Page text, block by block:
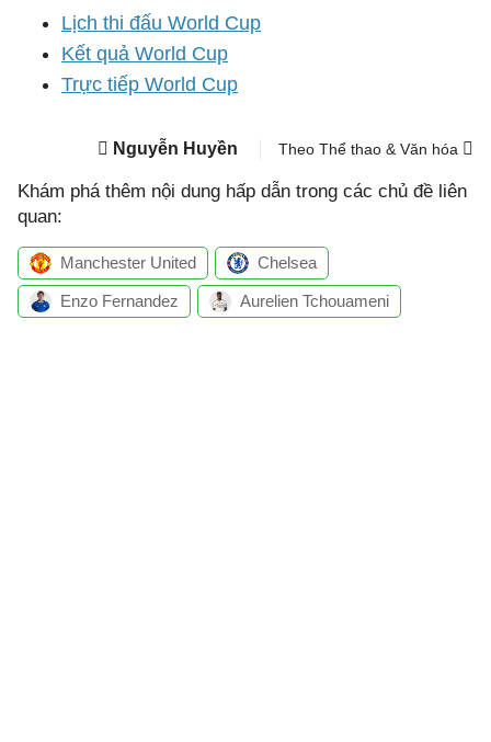
Lịch thi đấu World Cup
Kết quả World Cup
Trực tiếp World Cup
Nguyễn Huyền Theo Thể thao & Văn hóa
Khám phá thêm nội dung hấp dẫn trong các chủ đề liên
quan:
Manchester United Chelsea
Enzo Fernandez Aurelien Tchouameni